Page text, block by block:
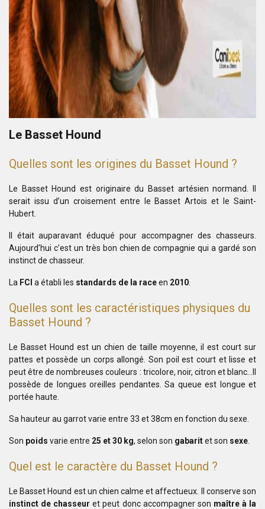
Le Basset Hound
Quelles sont les origines du Basset Hound ?
Le Basset Hound est originaire du Basset artésien normand. Il
serait issu d’un croisement entre le Basset Artois et le Saint-
Hubert.
Il était auparavant éduqué pour accompagner des chasseurs.
Aujourd’hui c’est un très bon chien de compagnie qui a gardé son
instinct de chasseur.
La FCI a établi les standards de la raceen 2010
Quelles sont les caractéristiques physiques du
Basset Hound ?
Le Basset Hound est un chien de taille moyenne, il est court sur
pattes et possède un corps allongé. Son poil est court et lisse et
peut être de nombreuses couleurs : tricolore, noir, citron et blanc…Il
possède de longues oreilles pendantes. Sa queue est longue et
portée haute.
Sa hauteur au garrot varie entre 33 et 38cm en fonction du sexe.
Son poids varie entre 25 et 30 kg, selon son gabaritet son sexe
Quel est le caractère du Basset Hound ?
Le Basset Hound est un chien calme et affectueux. Il conserve son
instinct de chasseur et peut donc accompagner son maître à la